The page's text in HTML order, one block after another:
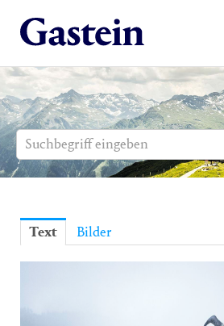
Text Bilder